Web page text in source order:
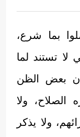
بما شرع،
لا تستند لما
بعض الظن
ولا
ولا يذكر